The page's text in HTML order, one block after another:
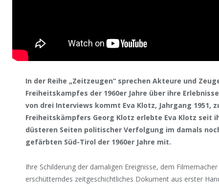
In der Reihe „Zeitzeugen“ sprechen Akteure und
Freiheitskampfes der 1960er Jahre über ihre
von drei Interviews kommt Eva Klotz, Jahrgang 1951,
Freiheitskämpfers Georg Klotz erlebte Eva Klotz seit
düsteren Seiten politischer Verfolgung im damals
gefärbten Süd-Tirol der 1960er Jahre mit.
Ihre Schilderung der damaligen Ereignisse, dem
erschütterndes zeitgeschichtliches Dokument aus erster